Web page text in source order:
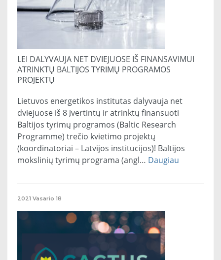
LEI DALYVAUJA NET DVIEJUOSE IŠ FINANSAVIMUI
ATRINKTŲ BALTIJOS TYRIMŲ PROGRAMOS
PROJEKTŲ
Lietuvos energetikos institutas dalyvauja net
dviejuose iš 8 įvertintų ir atrinktų finansuoti
Baltijos tyrimų programos (Baltic Research
Programme) trečio kvietimo projektų
(koordinatoriai – Latvijos institucijos)! Baltijos
mokslinių tyrimų programa (angl… Daugiau
2021 Vasario 18